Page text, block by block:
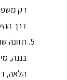
רק
דרך
תזונה
בננה,
הלאה,